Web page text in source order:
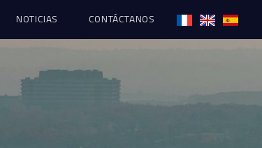
NOTICIAS CONTÁCTANOS